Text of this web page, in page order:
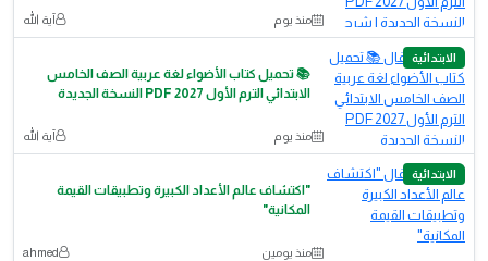
منذ يوم آية الله
الابتدائية
📚 تحميل كتاب الأضواء لغة عربية الصف الخامس
الابتدائي الترم الأول 2027 PDF النسخة الجديدة
منذ يوم آية الله
الابتدائية
"اكتشاف عالم الأعداد الكبيرة وتطبيقات القيمة
المكانية"
منذ يومين ahmed